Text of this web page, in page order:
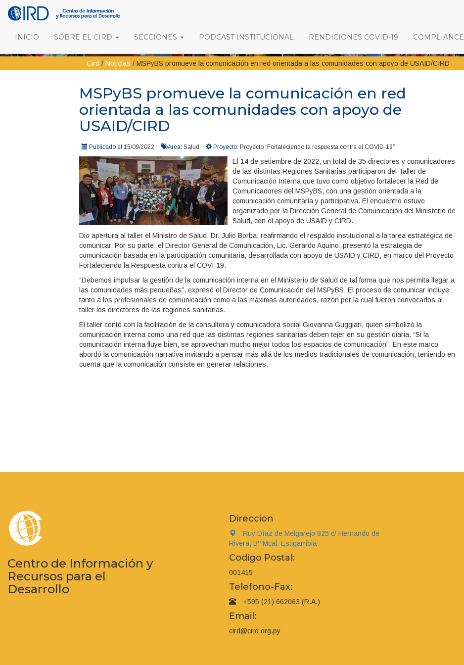
INICIO SOBRE EL CIRD SECCIONES PODCAST INSTITUCIONAL RENDICIONES COVID-19 COMPLIANCE
Cird / Noticias / MSPyBS promueve la comunicación en red orientada a las comunidades con apoyo de USAID/CIRD
MSPyBS promueve la comunicación en red
orientada a las comunidades con apoyo de
USAID/CIRD
Publicado el 15/09/2022 Area: Salud Proyecto: Proyecto “Fortaleciendo la respuesta contra el COVID-19”
El 14 de setiembre de 2022, un total de 35 directores y comunicadores
de las distintas Regiones Sanitarias participaron del Taller de
Comunicación Interna que tuvo como objetivo fortalecer la Red de
Comunicadores del MSPyBS, con una gestión orientada a la
comunicación comunitaria y participativa. El encuentro estuvo
organizado por la Dirección General de Comunicación del Ministerio de
Salud, con el apoyo de USAID y CIRD.
Dio apertura al taller el Ministro de Salud, Dr. Julio Borba, reafirmando el respaldo institucional a la tarea estratégica de
comunicar. Por su parte, el Director General de Comunicación, Lic. Gerardo Aquino, presentó la estrategia de
comunicación basada en la participación comunitaria, desarrollada con apoyo de USAID y CIRD, en marco del Proyecto
Fortaleciendo la Respuesta contra el COVI-19.
“Debemos impulsar la gestión de la comunicación interna en el Ministerio de Salud de tal forma que nos permita llegar a
las comunidades más pequeñas”, expresó el Director de Comunicación del MSPyBS. El proceso de comunicar incluye
tanto a los profesionales de comunicación como a las máximas autoridades, razón por la cual fueron convocados al
taller los directores de las regiones sanitarias.
El taller contó con la facilitación de la consultora y comunicadora social Giovanna Guggiari, quien simbolizó la
comunicación interna como una red que las distintas regiones sanitarias deben tejer en su gestión diaria. “Si la
comunicación interna fluye bien, se aprovechan mucho mejor todos los espacios de comunicación”. En este marco
abordó la comunicación narrativa invitando a pensar más allá de los medios tradicionales de comunicación, teniendo en
cuenta que la comunicación consiste en generar relaciones.
Centro de Información y
Recursos para el
Desarrollo
Direccion
Ruy Díaz de Melgarejo 825 c/ Hernando de
Rivera, Bº Mcal. Estigarribia
Codigo Postal:
001415
Telefono-Fax:
+595 (21) 662063 (R.A.)
Email:
cird@cird.org.py